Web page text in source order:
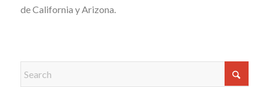
de California y Arizona.